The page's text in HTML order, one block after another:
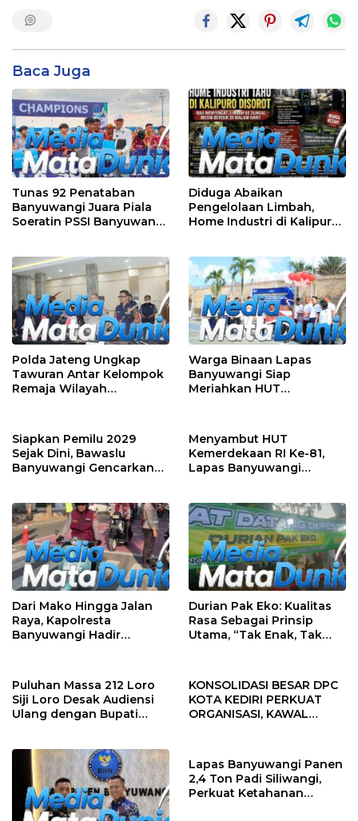
Baca Juga
Tunas 92 Penataban
Banyuwangi Juara Piala
Soeratin PSSI Banyuwangi
Diduga Abaikan
Pengelolaan Limbah,
Home Industri di Kalipuro
Mesin di Malam Hari
Polda Jateng Ungkap
Tawuran Antar Kelompok
Remaja Wilayah
Warga Binaan Lapas
Banyuwangi Siap
Meriahkan HUT
Perlombaan
Siapkan Pemilu 2029
Sejak Dini, Bawaslu
Banyuwangi Gencarkan
Menyambut HUT
Kemerdekaan RI Ke-81,
Lapas Banyuwangi
Dari Mako Hingga Jalan
Raya, Kapolresta
Banyuwangi Hadir
Masyarakat
Durian Pak Eko: Kualitas
Rasa Sebagai Prinsip
Utama, “Tak Enak, Tak
Puluhan Massa 212 Loro
Siji Loro Desak Audiensi
Ulang dengan Bupati
Pasir
KONSOLIDASI BESAR DPC
KOTA KEDIRI PERKUAT
ORGANISASI, KAWAL
ASPIRASI MASYARAKAT
Lapas Banyuwangi Panen
2,4 Ton Padi Siliwangi,
Perkuat Ketahanan